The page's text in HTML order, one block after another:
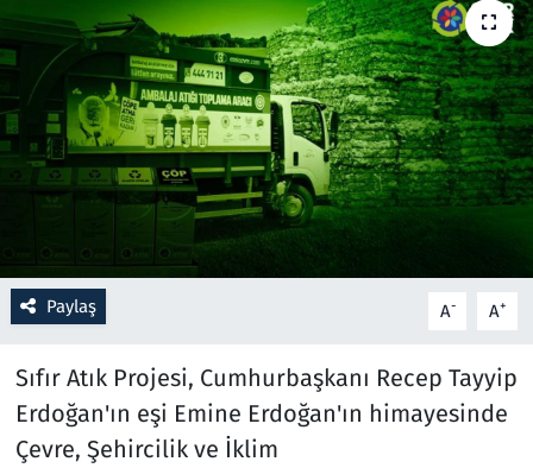
Paylaş A- A+
Sıfır Atık Projesi, Cumhurbaşkanı Recep Tayyip
Erdoğan'ın eşi Emine Erdoğan'ın himayesinde
Çevre, Şehircilik ve İklim
Rüya Tabirleri
Sağlık
Savunma Sanayi
Seçim 2023
Spor
Televizyon